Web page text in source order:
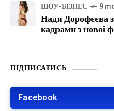
ШОУ-БІЗНЕС 9
Надя Дорофєєва
кадрами з нової
ПІДПИСАТИСЬ
Facebook